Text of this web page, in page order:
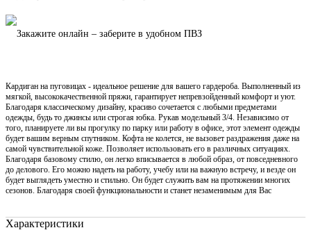
Закажите онлайн – заберите в удобном ПВЗ
Кардиган на пуговицах - идеальное решение для вашего гардероба. Выполненный из
мягкой, высококачественной пряжи, гарантирует непревзойденный комфорт и уют.
Благодаря классическому дизайну, красиво сочетается с любыми предметами
одежды, будь то джинсы или строгая юбка. Рукав модельный 3/4. Независимо от
того, планируете ли вы прогулку по парку или работу в офисе, этот элемент одежды
будет вашим верным спутником. Кофта не колется, не вызовет раздражения даже на
самой чувствительной коже. Позволяет использовать его в различных ситуациях.
Благодаря базовому стилю, он легко вписывается в любой образ, от повседневного
до делового. Его можно надеть на работу, учебу или на важную встречу, и везде он
будет выглядеть уместно и стильно. Он будет служить вам на протяжении многих
сезонов. Благодаря своей функциональности и станет незаменимым для Вас
Характеристики